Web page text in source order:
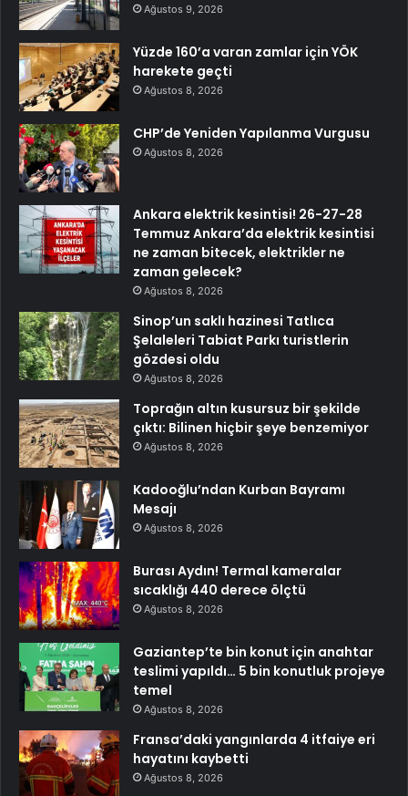
Ağustos 9, 2026
Yüzde 160’a varan zamlar için YÖK
harekete geçti
Ağustos 8, 2026
CHP’de Yeniden Yapılanma Vurgusu
Ağustos 8, 2026
Ankara elektrik kesintisi! 26-27-28
Temmuz Ankara’da elektrik kesintisi
ne zaman bitecek, elektrikler ne
zaman gelecek?
Ağustos 8, 2026
Sinop’un saklı hazinesi Tatlıca
Şelaleleri Tabiat Parkı turistlerin
gözdesi oldu
Ağustos 8, 2026
Toprağın altın kusursuz bir şekilde
çıktı: Bilinen hiçbir şeye benzemiyor
Ağustos 8, 2026
Kadooğlu’ndan Kurban Bayramı
Mesajı
Ağustos 8, 2026
Burası Aydın! Termal kameralar
sıcaklığı 440 derece ölçtü
Ağustos 8, 2026
Gaziantep’te bin konut için anahtar
teslimi yapıldı… 5 bin konutluk projeye
temel
Ağustos 8, 2026
Fransa’daki yangınlarda 4 itfaiye eri
hayatını kaybetti
Ağustos 8, 2026